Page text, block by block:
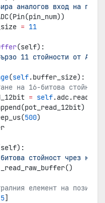
аналогов вход на
= 11
(self):
11 стойности от
(self.buffer_size):
на 16-битова
= self
500)
стойност чрез
елемент на позиция
5]